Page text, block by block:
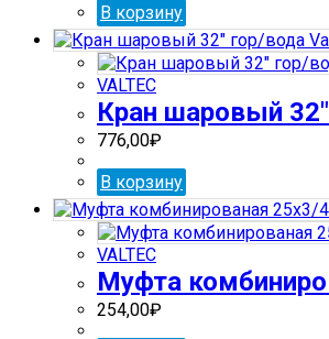
В корзину
VALTEC
Кран шаровый
776,00₽
В корзину
VALTEC
Муфта
254,00₽